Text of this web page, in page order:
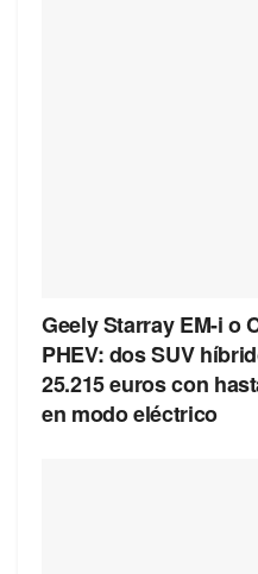
Geely Starray EM-i o
PHEV: dos SUV
25.215 euros con
en modo eléctrico